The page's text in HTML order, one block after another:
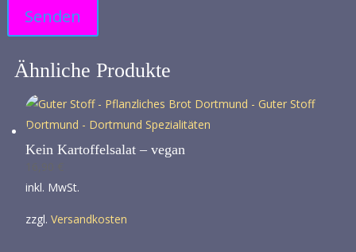
Ähnliche Produkte
Kein Kartoffelsalat – vegan
inkl. MwSt.
zzgl. Versandkosten